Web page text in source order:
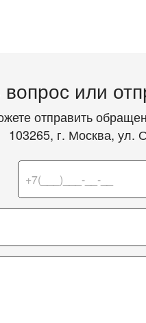
вопрос или
отправить
103265, г. Москва, ул.